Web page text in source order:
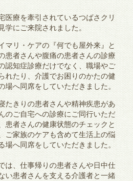
医療を牽引されているつばさクリ
学にご来院されました。
マリ・ケアの『何でも屋外来』と
患者さんや腹痛の患者さんの診療
認知症診療だけでなく、職場やご
れたり、介護でお困りのかたの健
場へ同席をしていただきました。
たきりの患者さんや精神疾患があ
のご自宅への診療にご同行いただ
患者さんの健康状態のチェックと
ご家族のケアも含めて生活上の悩
場へ同席をしていただきました。
は、仕事帰りの患者さんや日中仕
い患者さんを支える介護者と一緒